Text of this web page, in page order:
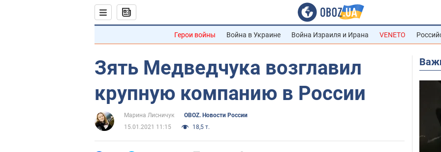
Герои войны Война в Украине Война Израиля и Ирана VENETO
Зять Медведчука возглавил
крупную компанию в России
Марина Лисничук
OBOZ. Новости России
15.01.2021 11:15
18,5 т.